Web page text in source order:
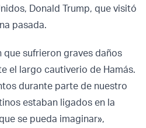
Donald Trump, que visitó
pasada.
que sufrieron graves daños
el largo cautiverio de Hamás.
durante parte de nuestro
estaban ligados en la
se pueda imaginar»,